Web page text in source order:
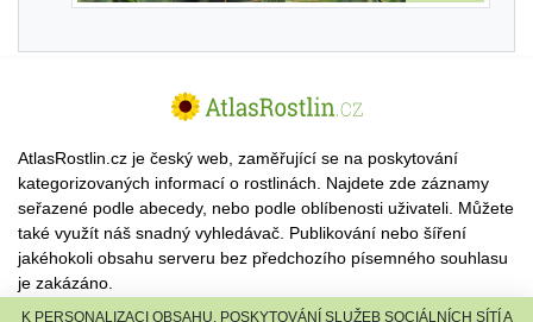
AtlasRostlin.cz je český web, zaměřující se na poskytování
kategorizovaných informací o rostlinách. Najdete zde záznamy
seřazené podle abecedy, nebo podle oblíbenosti uživateli. Můžete
také využít náš snadný vyhledávač. Publikování nebo šíření
jakéhokoli obsahu serveru bez předchozího písemného souhlasu
je zakázáno.
K PERSONALIZACI OBSAHU, POSKYTOVÁNÍ SLUŽEB SOCIÁLNÍCH SÍTÍ A